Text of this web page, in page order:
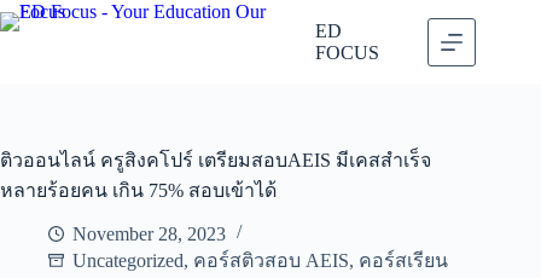
Skip
to
ED
FOCUS
ติวออนไลน์ ครูสิงคโปร์ เตรียมสอบAEIS มีเคสสำเร็จ
หลายร้อยคน เกิน 75% สอบเข้าได้
November 28, 2023
Uncategorized, คอร์สติวสอบ AEIS, คอร์สเรียน